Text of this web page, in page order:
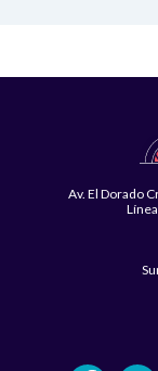
Av. El Dorado